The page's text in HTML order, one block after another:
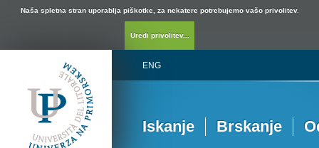
Naša spletna stran uporablja piškotke, za nekatere potrebujemo vašo privolitev.
Uredi privolitev...
ENG
Iskanje Brskanje